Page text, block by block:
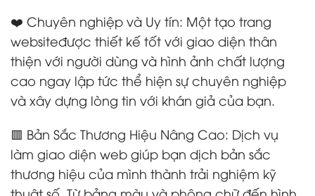
❤️ Chuyên nghiệp và Uy tín: Một tạo trang
websiteđược thiết kế tốt với giao diện thân
thiện với người dùng và hình ảnh chất lượng
cao ngay lập tức thể hiện sự chuyên nghiệp
và xây dựng lòng tin với khán giả của bạn.
🟥 Bản Sắc Thương Hiệu Nâng Cao: Dịch vụ
làm giao diện web giúp bạn dịch bản sắc
thương hiệu của mình thành trải nghiệm kỹ